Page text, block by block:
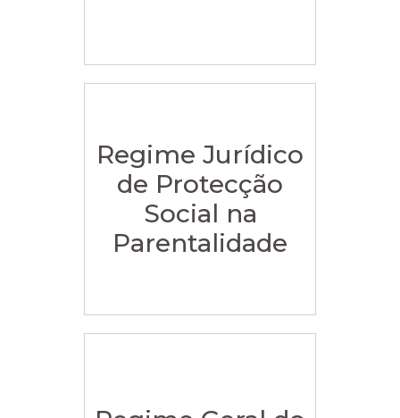
Regime Jurídico
de Protecção
Social na
Parentalidade